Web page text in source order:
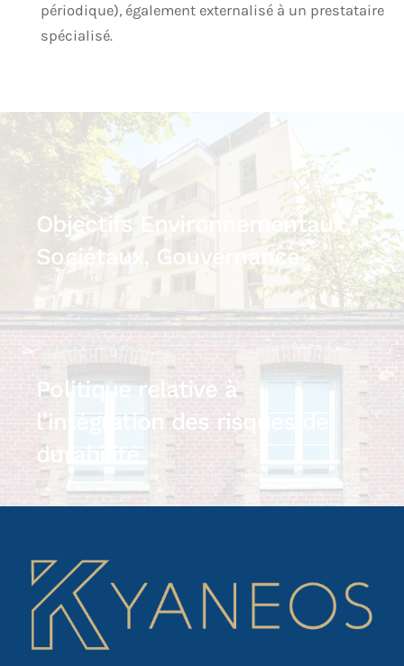
périodique), également externalisé à un prestataire
spécialisé.
Objectifs Environnementaux,
Sociétaux, Gouvernance
Politique relative à
l’intégration des risques de
durabilité